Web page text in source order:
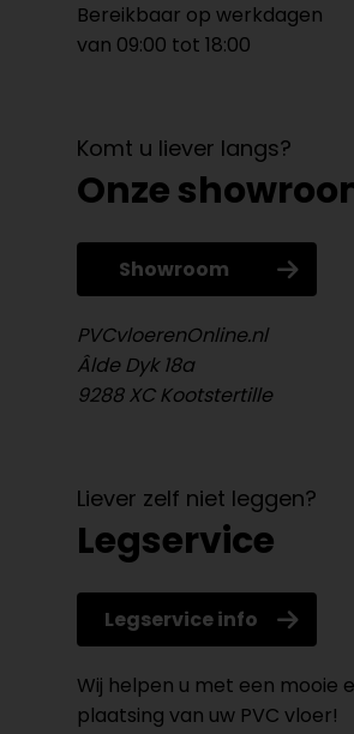
Bereikbaar op werkdagen
van 09:00 tot 18:00
Komt u liever langs?
Onze
Showroom
PVCvloerenOnline.nl
Âlde Dyk 18a
9288 XC Kootstertille
Liever zelf niet leggen?
Legservice
Legservice info
Wij helpen u met een mooie
plaatsing van uw PVC vloer!